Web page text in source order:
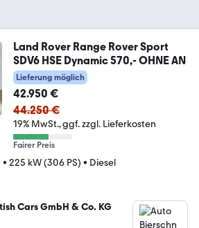
Land Rover Range Rover Sport
SDV6 HSE Dynamic 570,- OHNE AN
Lieferung möglich
42.950 €
44.250 €
19% MwSt. ggf. zzgl. Lieferkosten
Fairer Preis
• 225 kW (306 PS) • Diesel
Cars GmbH & Co. KG